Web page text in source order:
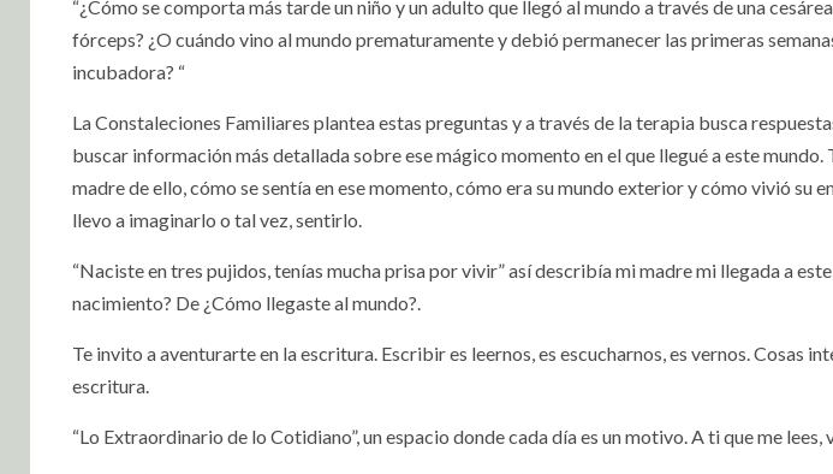
“¿Cómo se comporta más tarde un niño y un adulto que llegó al mundo a través de una
fórceps? ¿O cuándo vino al mundo prematuramente y debió permanecer las primeras
incubadora? “
La Constaleciones Familiares plantea estas preguntas y a través de la terapia busca
buscar información más detallada sobre ese mágico momento en el que llegué a este
madre de ello, cómo se sentía en ese momento, cómo era su mundo exterior y cómo vivió su
llevo a imaginarlo o tal vez, sentirlo.
“Naciste en tres pujidos, tenías mucha prisa por vivir” así describía mi madre mi llegada a
nacimiento? De ¿Cómo llegaste al mundo?.
Te invito a aventurarte en la escritura. Escribir es leernos, es escucharnos, es vernos. Cosas
escritura.
“Lo Extraordinario de lo Cotidiano”, un espacio donde cada día es un motivo. A ti que me